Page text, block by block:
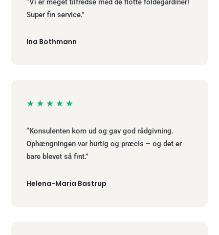
“Vi er meget tilfredse med de flotte foldegardiner!
Super fin service.”
Ina Bothmann
★★★★★
“Konsulenten kom ud og gav god rådgivning.
Ophængningen var hurtig og præcis – og det er
bare blevet så fint.”
Helena-Maria Bastrup